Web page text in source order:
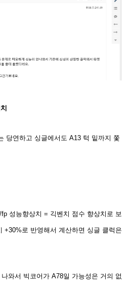
당연하고 싱글에서도 A13 턱 밑까지 쫓
성능향상치 = 긱벤치 점수 향상치로 보
+30%로 반영해서 계산하면 싱글 클럭은
와서 빅코어가 A78일 가능성은 거의 없